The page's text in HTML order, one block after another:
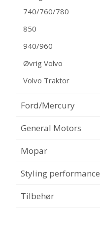
740/760/780
850
940/960
Øvrig Volvo
Volvo Traktor
Ford/Mercury
General Motors
Mopar
Styling performance
Tilbehør